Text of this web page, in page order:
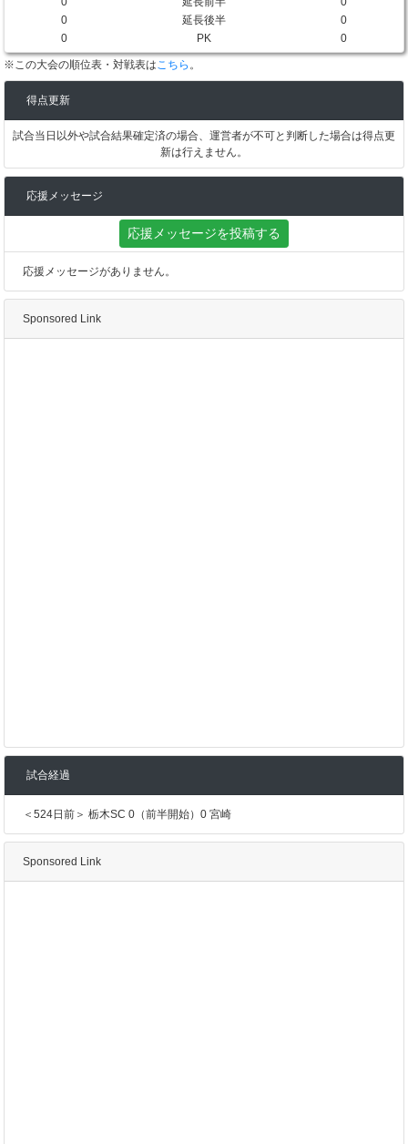
0
延長後半
0
0
PK 0
※この大会の順位表・対戦表はこちら 。
得点更新
試合当日以外や試合結果確定済の場合、運営者が不可と判断した場合は得点更
新は行えません。
応援メッセージ
応援メッセージを投稿する
応援メッセージがありません。
Sponsored Link
試合経過
＜524日前＞ 栃木SC 0（前半開始）0 宮崎
Sponsored Link